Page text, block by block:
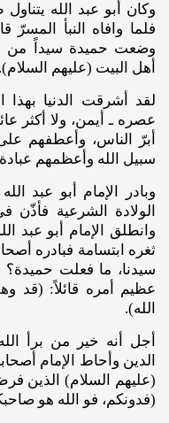
وكان أبو عبد الله
فلما وافاه النبأ المسرّ
وضعت حميدة سيداً من
أهل البيت (عليهم‌ السلام).
لقد أشرقت الدنيا بهذا
عصره ـ أيمن، ولا أكثر
أبرّ الناس، وأعطفهم
سبيل الله وأعظمهم
وبادر الإمام أبو عبد
الولادة الشرعية فأذّن
وانطلق الإمام أبو عبد
ثغره ابتسامة فبادره
سيدنا، ما فعلت حميدة؟
عظيم أمره قائلاً: (قد
الله).
أجل أنه خير من برأ
الدين وأحاط الإمام
(عليهم ‌السلام) الذين
(فدونكم، فو الله هو